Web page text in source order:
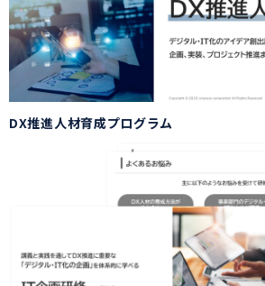
DX推進人材育成プログラム